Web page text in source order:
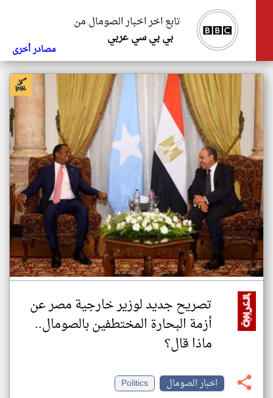
تابع اخر اخبار الصومال من
بي بي سي عربي
مصادر أخرى
تصريح جديد لوزير خارجية مصر عن
أزمة البحارة المختطفين بالصومال..
ماذا قال؟
اخبار الصومال
Politics